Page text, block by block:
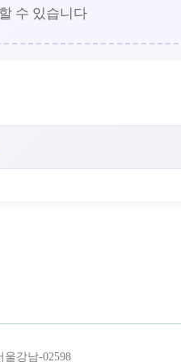
수 있습니다